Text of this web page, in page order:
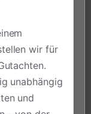
wir für
unabhängig
und